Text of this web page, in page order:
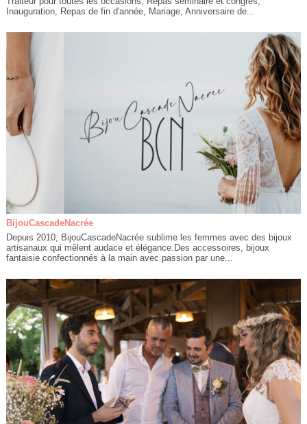
Inauguration, Repas de fin d'année, Mariage, Anniversaire de...
BijouCascadeNacrée
Depuis 2010, BijouCascadeNacrée sublime les femmes avec des bijoux
artisanaux qui mêlent audace et élégance.Des accessoires, bijoux
fantaisie confectionnés à la main avec passion par une...